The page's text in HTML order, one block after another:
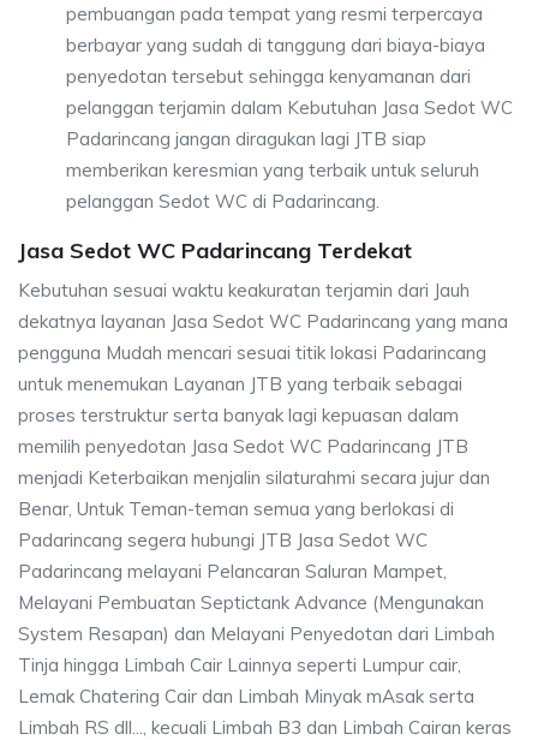
pembuangan pada tempat yang resmi terpercaya
berbayar yang sudah di tanggung dari biaya-biaya
penyedotan tersebut sehingga kenyamanan dari
pelanggan terjamin dalam Kebutuhan Jasa Sedot WC
Padarincang jangan diragukan lagi JTB siap
memberikan keresmian yang terbaik untuk seluruh
pelanggan Sedot WC di Padarincang.
Jasa Sedot WC Padarincang Terdekat
Kebutuhan sesuai waktu keakuratan terjamin dari Jauh
dekatnya layanan Jasa Sedot WC Padarincang yang mana
pengguna Mudah mencari sesuai titik lokasi Padarincang
untuk menemukan Layanan JTB yang terbaik sebagai
proses terstruktur serta banyak lagi kepuasan dalam
memilih penyedotan Jasa Sedot WC Padarincang JTB
menjadi Keterbaikan menjalin silaturahmi secara jujur dan
Benar, Untuk Teman-teman semua yang berlokasi di
Padarincang segera hubungi JTB Jasa Sedot WC
Padarincang melayani Pelancaran Saluran Mampet,
Melayani Pembuatan Septictank Advance (Mengunakan
System Resapan) dan Melayani Penyedotan dari Limbah
Tinja hingga Limbah Cair Lainnya seperti Lumpur cair,
Lemak Chatering Cair dan Limbah Minyak mAsak serta
Limbah RS dll..., kecuali Limbah B3 dan Limbah Cairan keras